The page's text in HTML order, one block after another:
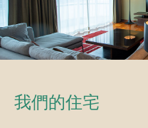
我們的住宅